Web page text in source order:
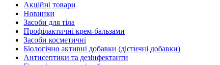
Акційні товари
Новинки
Засоби для тіла
Профілактичні крем-бальзами
Засоби косметичні
Біологічно активні добавки (дієтичні добавки)
Антисептики та дезінфектанти